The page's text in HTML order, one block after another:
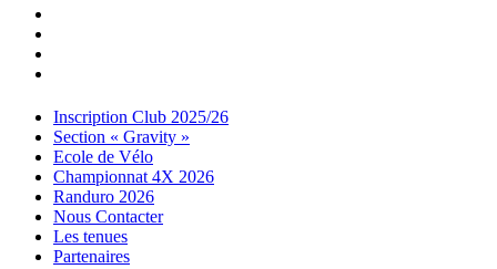
Menu
Widgets
Recherche
Aller
contenu
Inscription Club 2025/26
Section « Gravity »
Ecole de Vélo
Championnat 4X 2026
Randuro 2026
Nous Contacter
Les tenues
Partenaires